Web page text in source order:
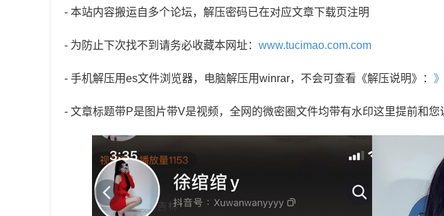
- 本站内容搬运自多个论坛，解压密码已在对应文章下载页注明
- 为防止下次找不到请务必收藏本网址： www.tucimao.com.com
- 手机解压用es文件浏览器，电脑解压用winrar，不会可查看《解压说明》：
- 文章标题带P是图片带V是视频，全网的微密圈文件均带有水印这里提前和